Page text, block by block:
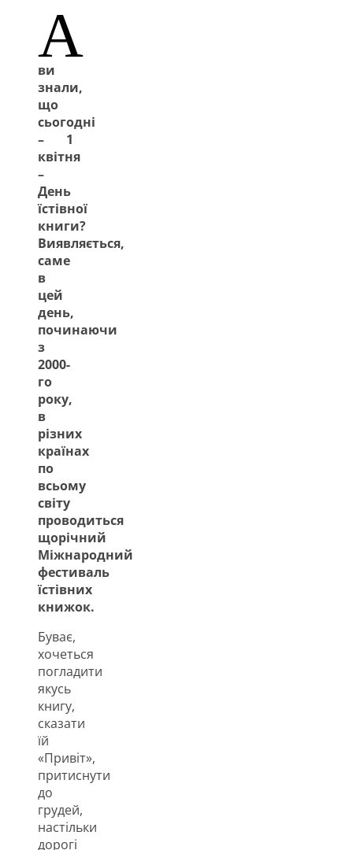
А
ви
знали,
що
сьогодні
– 1
квітня
–
День
їстівної
книги?
Виявляється,
саме
в
цей
день,
починаючи
з
2000-
го
року,
в
різних
країнах
по
всьому
світу
проводиться
щорічний
Міжнародний
фестиваль
їстівних
книжок.
Буває,
хочеться
погладити
якусь
книгу,
сказати
їй
«Привіт»,
притиснути
до
грудей,
настільки
дорогі